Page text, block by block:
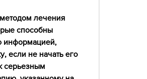
лечения
способны
информацией,
если не начать его
серьезным